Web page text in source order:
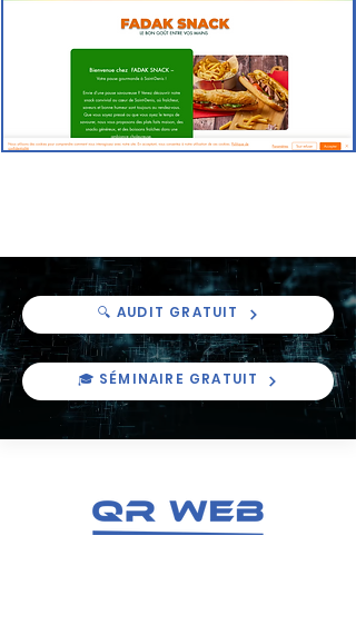
Fadak
🔍 AUDIT GRATUIT
🎓 SÉMINAIRE GRATUIT